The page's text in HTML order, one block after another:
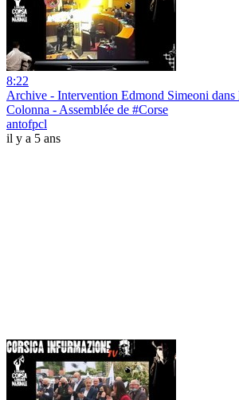
8:22
Archive - Intervention Edmond Simeoni dans
Colonna - Assemblée de #Corse
antofpcl
il y a 5 ans